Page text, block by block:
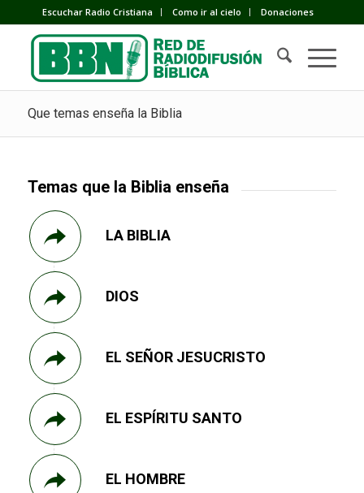
Escuchar Radio Cristiana Como ir al cielo Donaciones
Que temas enseña la Biblia
Temas que la Biblia enseña
LA BIBLIA
DIOS
EL SEÑOR JESUCRISTO
EL ESPÍRITU SANTO
EL HOMBRE